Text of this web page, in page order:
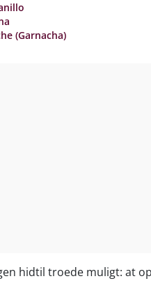
(Garnacha)
hidtil troede muligt: at